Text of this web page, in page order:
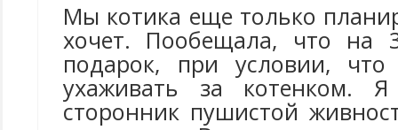
Мы котика еще только
хочет. Пообещала, что на
подарок, при условии, что
ухаживать за котенком.
сторонник пушистой